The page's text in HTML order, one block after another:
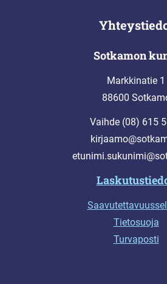
Sotkamon
Markkinatie 1
88600
Vaihde (08) 615
Tietosuoja
Turvaposti